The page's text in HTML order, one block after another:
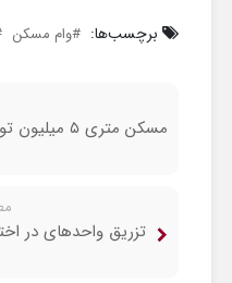
برچسب‌ها: وام مسکن
مسکن متری ۵ میلیون تومان
تزریق واحدهای در